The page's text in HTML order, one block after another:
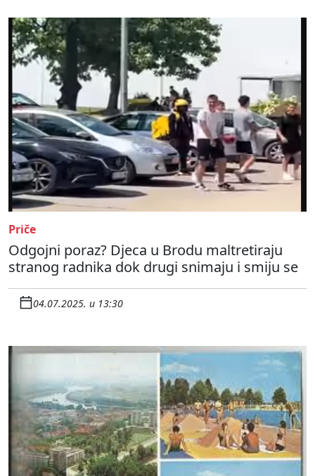
Priče
Odgojni poraz? Djeca u Brodu maltretiraju
stranog radnika dok drugi snimaju i smiju se
04.07.2025. u 13:30